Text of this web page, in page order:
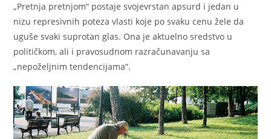
„Pretnja pretnjom“ postaje svojevrstan apsurd i jedan u
nizu represivnih poteza vlasti koje po svaku cenu žele da
uguše svaki suprotan glas. Ona je aktuelno sredstvo u
političkom, ali i pravosudnom razračunavanju sa
„nepoželjnim tendencijama“.